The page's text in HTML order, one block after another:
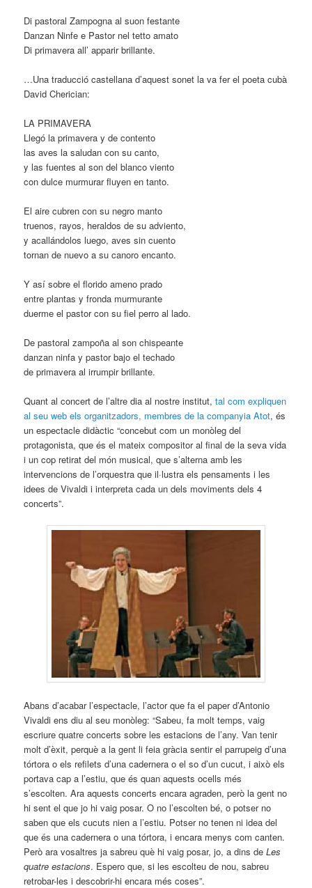
Di pastoral Zampogna al suon festante
Danzan Ninfe e Pastor nel tetto amato
Di primavera all’ apparir brillante.
…Una traducció castellana d’aquest sonet la va fer el poeta cubà
David Cherician:
LA PRIMAVERA
Llegó la primavera y de contento
las aves la saludan con su canto,
y las fuentes al son del blanco viento
con dulce murmurar fluyen en tanto.
El aire cubren con su negro manto
truenos, rayos, heraldos de su adviento,
y acallándolos luego, aves sin cuento
tornan de nuevo a su canoro encanto.
Y así sobre el florido ameno prado
entre plantas y fronda murmurante
duerme el pastor con su fiel perro al lado.
De pastoral zampoña al son chispeante
danzan ninfa y pastor bajo el techado
de primavera al irrumpir brillante.
Quant al concert de l’altre dia al nostre institut,tal com expliquen
al seu web els organitzadors, membres de la companyia Atot, és
un espectacle didàctic “concebut com un monòleg del
protagonista, que és el mateix compositor al final de la seva vida
i un cop retirat del món musical, que s’alterna amb les
intervencions de l’orquestra que il·lustra els pensaments i les
idees de Vivaldi i interpreta cada un dels moviments dels 4
concerts”.
Abans d’acabar l’espectacle, l’actor que fa el paper d’Antonio
Vivaldi ens diu al seu monòleg: “Sabeu, fa molt temps, vaig
escriure quatre concerts sobre les estacions de l’any. Van tenir
molt d’èxit, perquè a la gent li feia gràcia sentir el parrupeig d’una
tórtora o els refilets d’una cadernera o el so d’un cucut, i això els
portava cap a l’estiu, que és quan aquests ocells més
s’escolten. Ara aquests concerts encara agraden, però la gent no
hi sent el que jo hi vaig posar. O no l’escolten bé, o potser no
saben que els cucuts nien a l’estiu. Potser no tenen ni idea del
que és una cadernera o una tórtora, i encara menys com canten.
Però ara vosaltres ja sabreu què hi vaig posar, jo, a dins deLes
quatre estacions. Espero que, si les escolteu de nou, sabreu
retrobar-les i descobrir-hi encara més coses”.